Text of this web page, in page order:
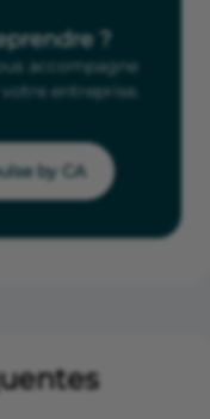
?
accompagne
entreprise.
by CA